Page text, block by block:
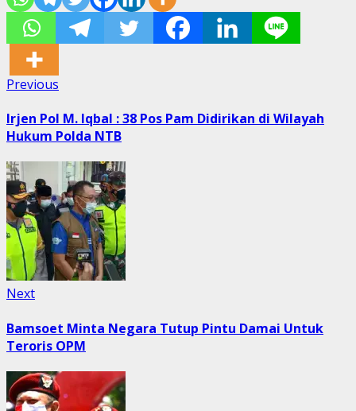
Post
navigation
Previous
Irjen Pol M. Iqbal : 38 Pos Pam Didirikan di Wilayah
Hukum Polda NTB
NextNext
Bamsoet Minta Negara Tutup Pintu Damai Untuk
Teroris OPM